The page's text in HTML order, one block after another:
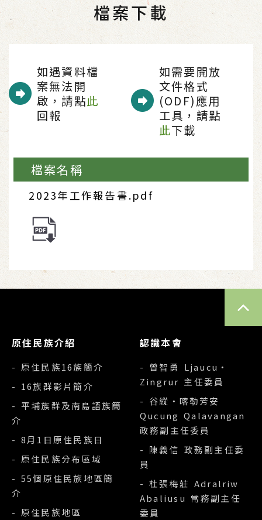
檔案下載
如遇資料檔
案無法開
啟，請點此
回報
如需要開放
文件格式
(ODF)應用
工具，請點
此下載
檔案名稱
2023年工作報告書.pdf
原住民族介紹
- 原住民族16族簡介
- 16族群影片簡介
- 平埔族群及南島語族簡
介
- 8月1日原住民族日
- 原住民族分布區域
- 55個原住民族地區簡
介
- 原住民族地區
認識本會
- 曾智勇 Ljaucu‧
Zingrur 主任委員
- 谷縱‧喀勒芳安
Qucung Qalavangan
政務副主任委員
- 陳義信 政務副主任委
員
- 杜張梅莊 Adralriw
Abaliusu 常務副主任
委員